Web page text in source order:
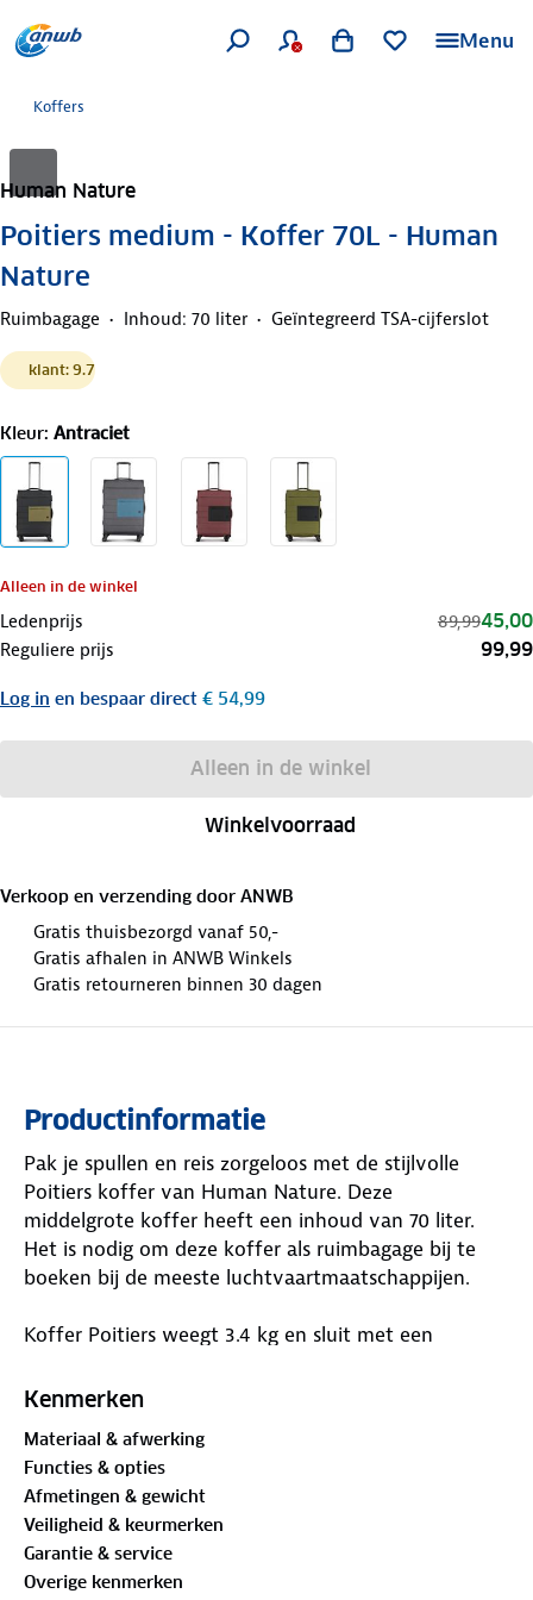
Menu
Koffers
Human Nature
Poitiers medium - Koffer 70L - Human
Nature
Ruimbagage Inhoud: 70 liter Geïntegreerd TSA-cijferslot
klant: 9.7
Kleur: Antraciet
Alleen in de winkel
Ledenprijs 89,9945,00
Reguliere prijs 99,99
Log in en bespaar direct € 54,99
Alleen in de winkel
Winkelvoorraad
Verkoop en verzending door ANWB
Gratis thuisbezorgd vanaf 50,-
Gratis afhalen in ANWB Winkels
Gratis retourneren binnen 30 dagen
Productinformatie
Pak je spullen en reis zorgeloos met de stijlvolle
Poitiers koffer van Human Nature. Deze
middelgrote koffer heeft een inhoud van 70 liter.
Het is nodig om deze koffer als ruimbagage bij te
boeken bij de meeste luchtvaartmaatschappijen.
Koffer Poitiers weegt 3.4 kg en sluit met een
mee te nemen. Het TSA*-cijferslot zorgt voor extra
middel van een speciale loper openen zonder de
koffer te beschadigen. Nadat ze de koffer hebben
gecontroleerd sluiten ze de koffer en zijn je spullen
weer beveiligd.
Heb je op de terugweg souvenirs? Geen probleem,
Kenmerken
Materiaal & afwerking
Functies & opties
Afmetingen & gewicht
Veiligheid & keurmerken
Garantie & service
Overige kenmerken